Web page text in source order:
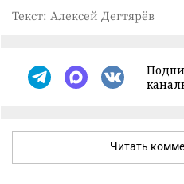
Текст: Алексей Дегтярёв
Читать